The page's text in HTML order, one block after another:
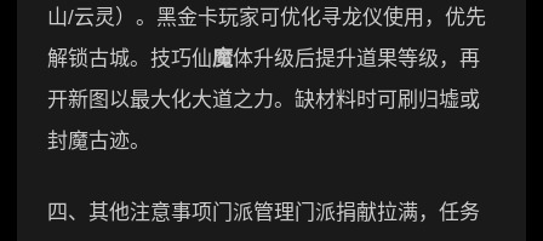
山/云灵）。黑金卡玩家可优化寻龙仪使用，优先
解锁古城。技巧仙魔体升级后提升道果等级，再
开新图以最大化大道之力。缺材料时可刷归墟或
封魔古迹。
四、其他注意事项门派管理门派捐献拉满，任务